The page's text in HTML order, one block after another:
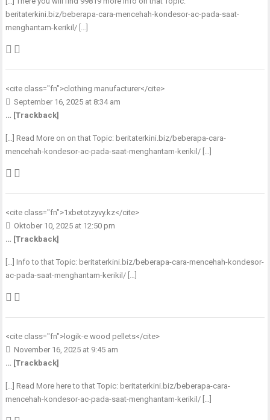
beritaterkini.biz/beberapa-cara-mencehah-kondesor-ac-pada-saat-
menghantam-kerikil/ […]
<cite class="fn">clothing manufacturer</cite>
September 16, 2025 at 8:34 am
… [Trackback]
[…] Read More on on that Topic: beritaterkini.biz/beberapa-cara-
mencehah-kondesor-ac-pada-saat-menghantam-kerikil/ […]
<cite class="fn">1xbetotzyvy.kz</cite>
Oktober 10, 2025 at 12:50 pm
… [Trackback]
[…] Info to that Topic: beritaterkini.biz/beberapa-cara-mencehah-kondesor-
ac-pada-saat-menghantam-kerikil/ […]
<cite class="fn"> logik-e wood pellets</cite>
November 16, 2025 at 9:45 am
… [Trackback]
[…] Read More here to that Topic: beritaterkini.biz/beberapa-cara-
mencehah-kondesor-ac-pada-saat-menghantam-kerikil/ […]